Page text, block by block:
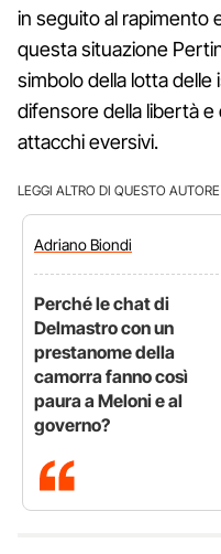
in seguito al rapimento
questa situazione
simbolo della lotta
difensore della libertà
attacchi eversivi.
LEGGI ALTRO DI QUESTO AUTORE
AdrianoBiondi
Perché le chat di
Delmastro con un
prestanome della
camorra fanno così
paura a Meloni e al
governo?